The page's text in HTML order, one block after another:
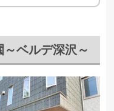
ベルデ深沢～